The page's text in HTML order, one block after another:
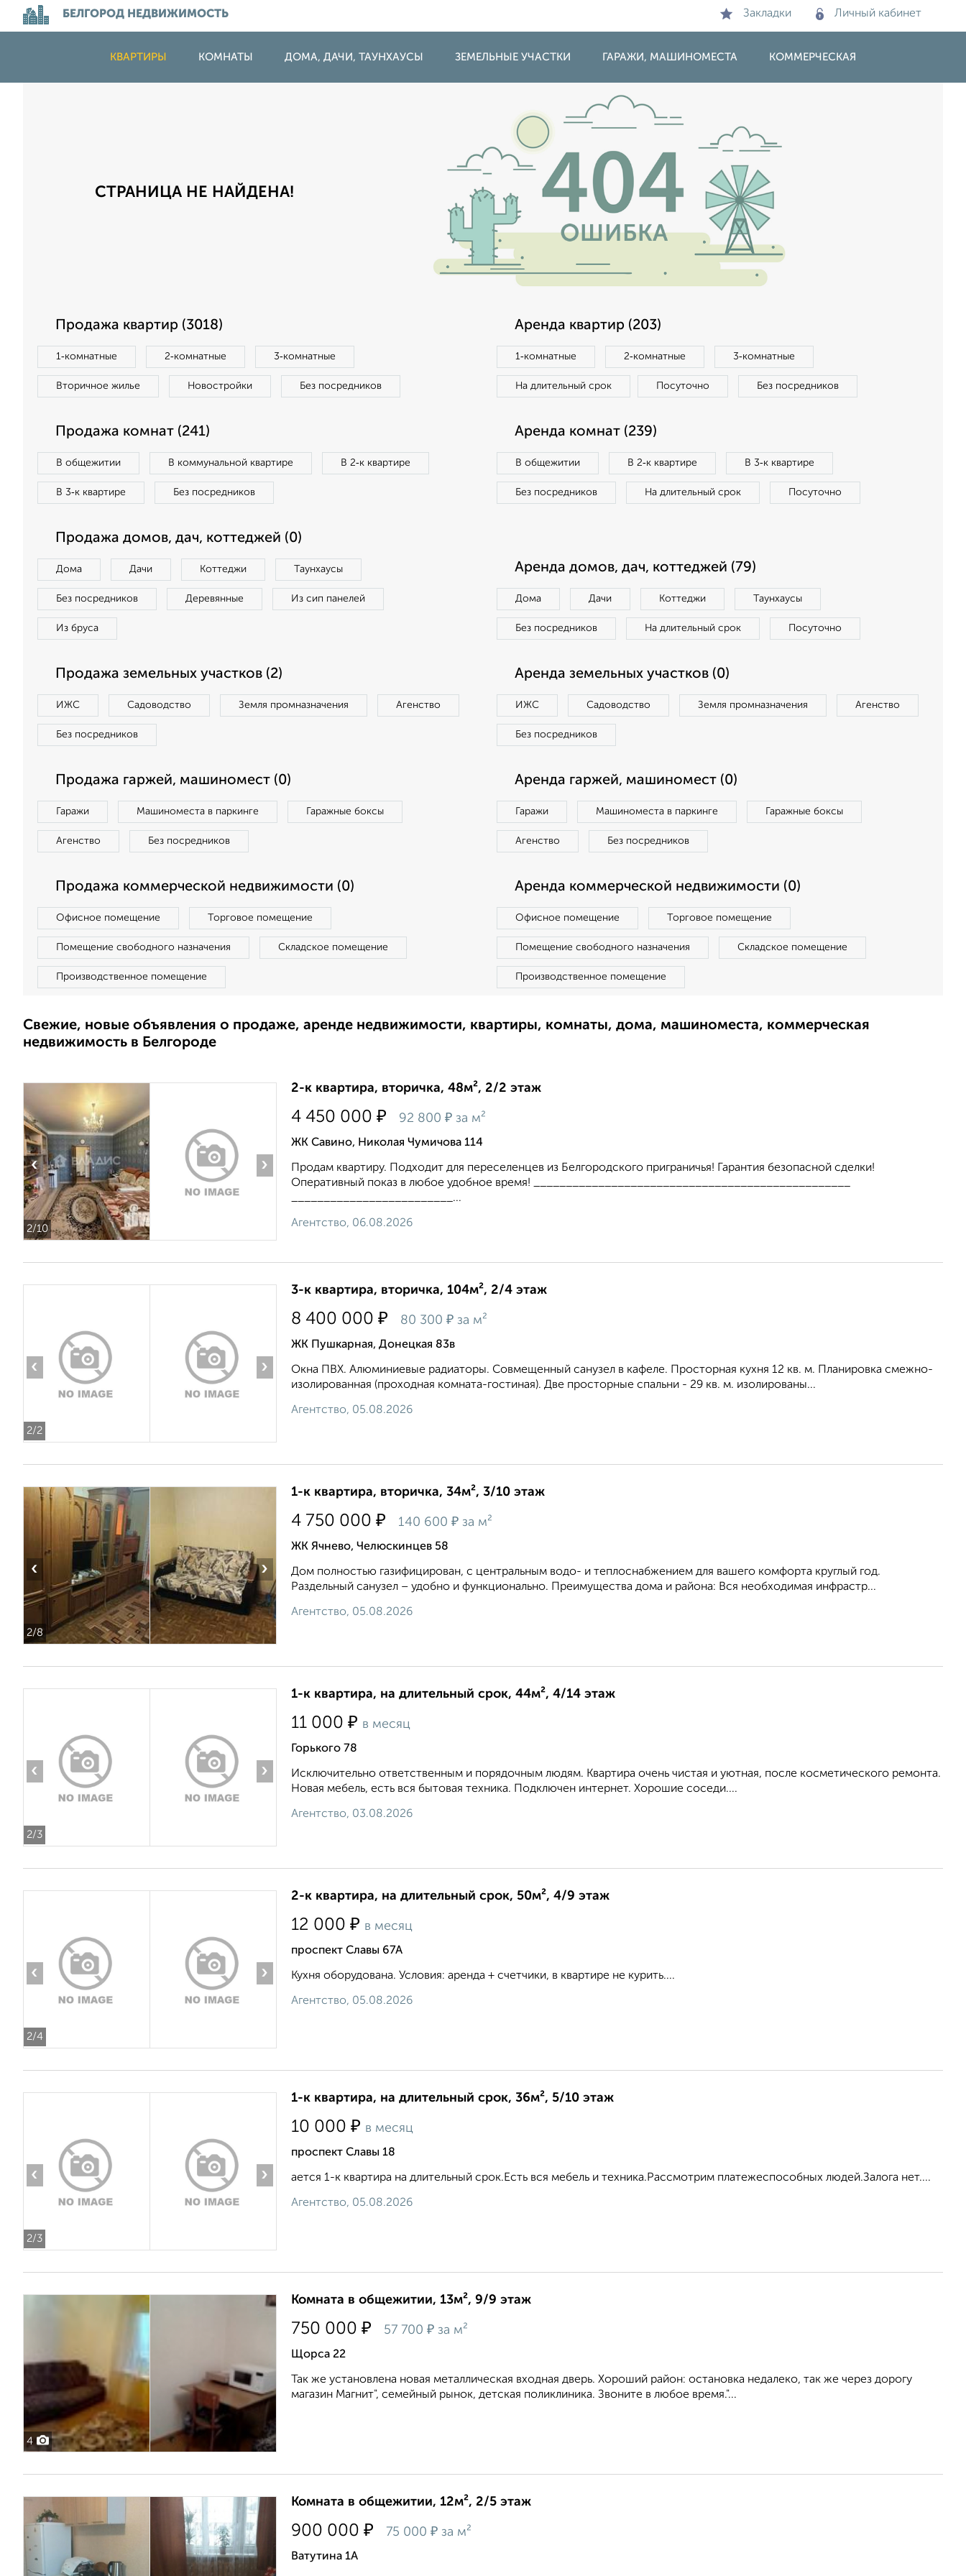
БЕЛГОРОД НЕДВИЖИМОСТЬ Закладки Личный кабинет
КВАРТИРЫ КОМНАТЫ ДОМА, ДАЧИ, ТАУНХАУСЫ ЗЕМЕЛЬНЫЕ УЧАСТКИ ГАРАЖИ, МАШИНОМЕСТА КОММЕРЧЕСКАЯ
СТРАНИЦА НЕ НАЙДЕНА!
Продажа квартир (3018)
1‑комнатные 2‑комнатные 3‑комнатные
Вторичное жилье Новостройки Без посредников
Аренда квартир (203)
1‑комнатные 2‑комнатные 3‑комнатные
На длительный срок Посуточно Без посредников
Продажа комнат (241)
В общежитии В коммунальной квартире В 2‑к квартире
В 3‑к квартире Без посредников
Аренда комнат (239)
В общежитии В 2‑к квартире В 3‑к квартире
Без посредников На длительный срок Посуточно
Продажа домов, дач, коттеджей (0)
Дома Дачи Коттеджи Таунхаусы
Без посредников Деревянные Из сип панелей
Из бруса
Аренда домов, дач, коттеджей (79)
Дома Дачи Коттеджи Таунхаусы
Без посредников На длительный срок Посуточно
Продажа земельных участков (2)
ИЖС Садоводство Земля промназначения Агенство
Без посредников
Аренда земельных участков (0)
ИЖС Садоводство Земля промназначения Агенство
Без посредников
Продажа гаржей, машиномест (0)
Гаражи Машиноместа в паркинге Гаражные боксы
Агенство Без посредников
Аренда гаржей, машиномест (0)
Гаражи Машиноместа в паркинге Гаражные боксы
Агенство Без посредников
Продажа коммерческой недвижимости (0)
Офисное помещение Торговое помещение
Помещение свободного назначения Складское помещение
Производственное помещение
Аренда коммерческой недвижимости (0)
Офисное помещение Торговое помещение
Помещение свободного назначения Складское помещение
Производственное помещение
Свежие, новые объявления о продаже, аренде недвижимости, квартиры, комнаты, дома, машиноместа, коммерческая
недвижимость в Белгороде
2/10
‹ ›
2-к квартира, вторичка, 48м², 2/2 этаж
4 450 000 ₽ 92 800 ₽ за м²
ЖК Савино, Николая Чумичова 114
Продам квартиру. Подходит для переселенцев из Белгородского приграничья! Гарантия безопасной сделки!
Оперативный показ в любое удобное время! _________________________________________________
_________________________...
Агентство, 06.08.2026
2/2
‹ ›
3-к квартира, вторичка, 104м², 2/4 этаж
8 400 000 ₽ 80 300 ₽ за м²
ЖК Пушкарная, Донецкая 83в
Окна ПВХ. Алюминиевые радиаторы. Совмещенный санузел в кафеле. Просторная кухня 12 кв. м. Планировка смежно-
изолированная (проходная комната-гостиная). Две просторные спальни - 29 кв. м. изолированы...
Агентство, 05.08.2026
2/8
‹ ›
1-к квартира, вторичка, 34м², 3/10 этаж
4 750 000 ₽ 140 600 ₽ за м²
ЖК Ячнево, Челюскинцев 58
Дом полностью газифицирован, с центральным водо- и теплоснабжением для вашего комфорта круглый год.
Раздельный санузел – удобно и функционально. Преимущества дома и района: Вся необходимая инфрастр...
Агентство, 05.08.2026
2/3
‹ ›
1-к квартира, на длительный срок, 44м², 4/14 этаж
11 000 ₽ в месяц
Горького 78
Исключительно ответственным и порядочным людям. Квартира очень чистая и уютная, после косметического ремонта.
Новая мебель, есть вся бытовая техника. Подключен интернет. Хорошие соседи....
Агентство, 03.08.2026
2/4
‹ ›
2-к квартира, на длительный срок, 50м², 4/9 этаж
12 000 ₽ в месяц
проспект Славы 67А
Кухня оборудована. Условия: аренда + счетчики, в квартире не курить....
Агентство, 05.08.2026
2/3
‹ ›
1-к квартира, на длительный срок, 36м², 5/10 этаж
10 000 ₽ в месяц
проспект Славы 18
ается 1-к квартира на длительный срок.Есть вся мебель и техника.Рассмотрим платежеспособных людей.Залога нет....
Агентство, 05.08.2026
4
Комната в общежитии, 13м², 9/9 этаж
750 000 ₽ 57 700 ₽ за м²
Щорса 22
Так же установлена новая металлическая входная дверь. Хороший район: остановка недалеко, так же через дорогу
магазин Магнит", семейный рынок, детская поликлиника. Звоните в любое время."...
Комната в общежитии, 12м², 2/5 этаж
900 000 ₽ 75 000 ₽ за м²
Ватутина 1А